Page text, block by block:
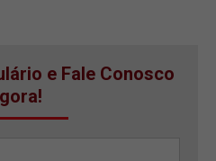
e Fale Conosco